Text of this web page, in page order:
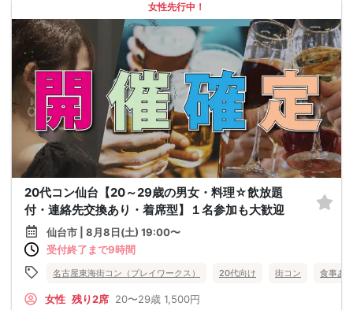
女性先行中！
20代コン仙台【20～29歳の男女・料理☆飲放題
付・連絡先交換あり・着席型】１名参加も大歓迎
仙台市 | 8月8日(土) 19:00〜
受付終了まで9時間
名古屋東海街コン（プレイワークス） 20代向け 街コン 食事あ
女性 残り2席 20〜29歳 1,500円